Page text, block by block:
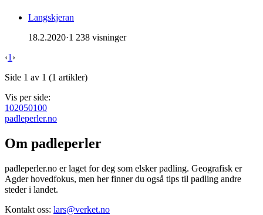
Langskjeran
18.2.2020·1 238 visninger
‹1 ›
Side 1 av 1 (1 artikler)
Vis per side:
102050100
padleperler.no
Om padleperler
padleperler.no er laget for deg som elsker padling. Geografisk er
Agder hovedfokus, men her finner du også tips til padling andre
steder i landet.
Kontakt oss: lars@verket.no